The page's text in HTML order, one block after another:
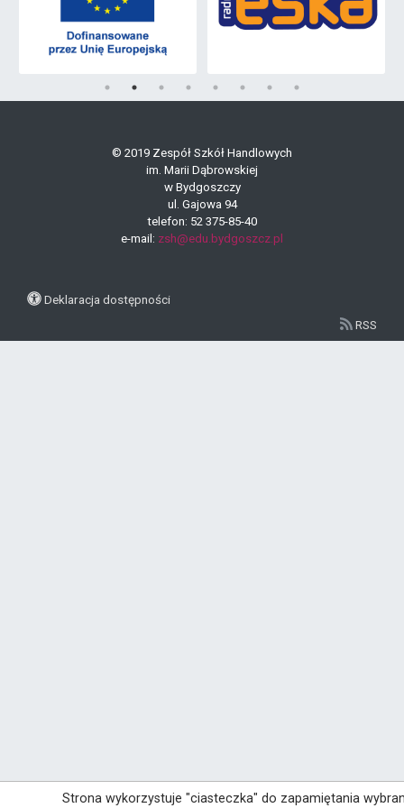
Strona wykorzystuje "ciasteczka" do zapamiętania
© 2019 Zespół Szkół Handlowych
im. Marii Dąbrowskiej
w Bydgoszczy
ul. Gajowa 94
telefon: 52 375-85-40
e-mail: zsh@edu.bydgoszcz.pl
Deklaracja dostępności
RSS